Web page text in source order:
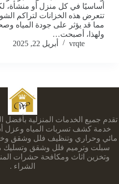
أساسيًا في كل منزل أو منشأة،
تتعرض هذه الخزانات لتراكم
مما قد يؤثر على جودة المياه
ولهذا، أصبحت…
vrqte
أبريل 22, 2025
تقدم جميع الخدمات المنزلية بأفضل
خدمة كشف تسربات المياه وعزل
مائي وحراري وتنظيف فلل وشقق
سبلت وترميم فلل وشقق وتسليك
وتخزين اثاث ومكافحة حشرات
الشراء .